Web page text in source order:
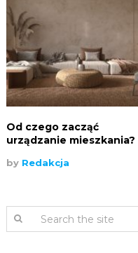
Od czego zacząć
urządzanie mieszkania?
by Redakcja